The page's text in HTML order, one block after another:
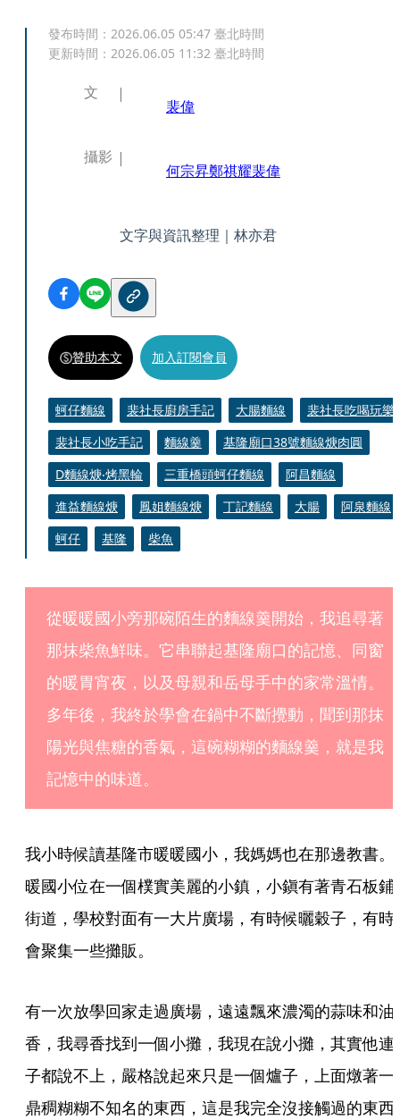
發布時間： 2026.06.05 05:47 臺北時間
更新時間： 2026.06.05 11:32 臺北時間
文
裴偉
攝影
何宗昇鄭祺耀裴偉
文字與資訊整理｜林亦君
贊助本文 加入訂閱會員
蚵仔麵線 裴社長廚房手記 大腸麵線
裴社長吃喝玩樂
裴社長小吃手記
麵線羹
基隆廟口38號麵線焿肉圓
D麵線焿‧烤黑輪
三重橋頭蚵仔麵線
阿昌麵線
進益麵線焿
鳳姐麵線焿 丁記麵線 大腸
阿泉麵線
蚵仔
基隆 柴魚
從暖暖國小旁那碗陌生的麵線羹開始，我追尋著
那抹柴魚鮮味。它串聯起基隆廟口的記憶、同窗
的暖胃宵夜，以及母親和岳母手中的家常溫情。
多年後，我終於學會在鍋中不斷攪動，聞到那抹
陽光與焦糖的香氣，這碗糊糊的麵線羹，就是我
記憶中的味道。
我小時候讀基隆市暖暖國小，我媽媽也在那邊教書。
暖國小位在一個樸實美麗的小鎮，小鎭有著青石板鋪
街道，學校對面有一大片廣場，有時候曬穀子，有時
會聚集一些攤販。
有一次放學回家走過廣場，遠遠飄來濃濁的蒜味和油
香，我尋香找到一個小攤，我現在說小攤，其實他連
子都說不上，嚴格說起來只是一個爐子，上面燉著一
鼎稠糊糊不知名的東西，這是我完全沒接觸過的東西